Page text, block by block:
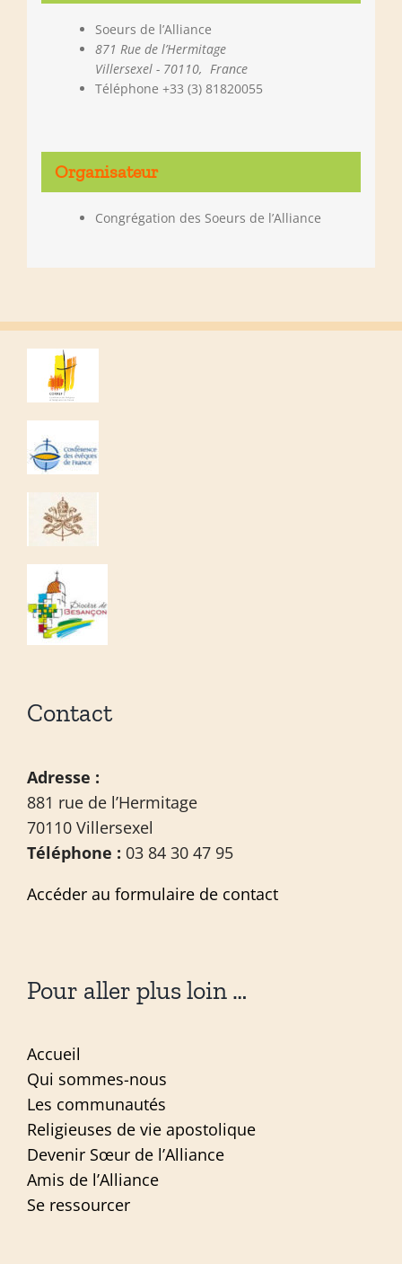
Soeurs de l’Alliance
871 Rue de l’Hermitage
Villersexel - 70110, France
Téléphone +33 (3) 81820055
Organisateur
Congrégation des Soeurs de l’Alliance
Contact
Adresse :
881 rue de l’Hermitage
70110 Villersexel
Téléphone : 03 84 30 47 95
Accéder au formulaire de contact
Pour aller plus loin …
Accueil
Qui sommes-nous
Les communautés
Religieuses de vie apostolique
Devenir Sœur de l’Alliance
Amis de l’Alliance
Se ressourcer